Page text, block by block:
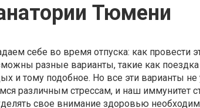
Тюмени
себе во время отпуска: как провести
разные варианты, такие как поездка
и тому подобное. Но все эти варианты
различным стрессам, и наш иммунитет
свое внимание здоровью